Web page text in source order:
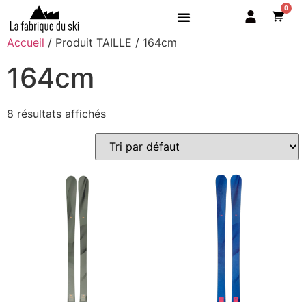
PISTE
FREESKI
SERVICES
TESTEZ NOS SKIS
0
Accueil / Produit TAILLE / 164cm
164cm
8 résultats affichés